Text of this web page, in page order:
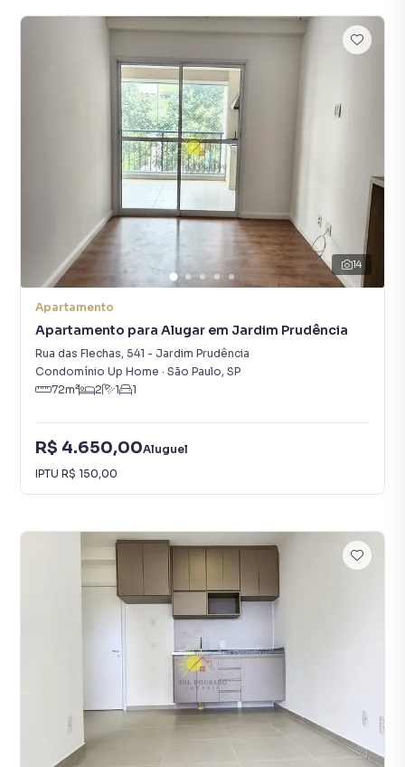
14
Apartamento
Apartamento para Alugar em Jardim Prudência
Rua das Flechas, 541 - Jardim Prudência
Condomínio Up Home · São Paulo, SP
72m² 2 1 1
R$ 4.650,00Aluguel
IPTU R$ 150,00